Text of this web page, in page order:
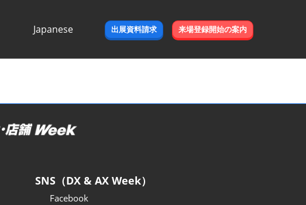
Japanese
出展資料請求 来場登録開始の案内
SNS（DX & AX Week）
Facebook